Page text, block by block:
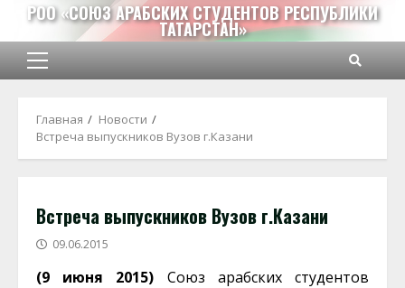
Перейти
содержимому
РОО «СОЮЗ АРАБСКИХ СТУДЕНТОВ РЕСПУБЛИКИ
ТАТАРСТАН»
Основное
Главная
Новости
Встреча выпускников Вузов г.Казани
Встреча выпускников Вузов г.Казани
09.06.2015
(9 июня 2015) Союз арабских студентов